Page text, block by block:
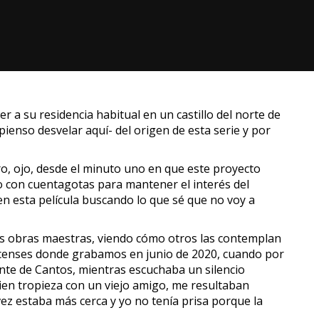
a su residencia habitual en un castillo del norte de
desvelar aquí- del origen de esta serie y por
ojo, desde el minuto uno en que este proyecto
con cuentagotas para mantener el interés del
esta película buscando lo que sé que no voy a
obras maestras, viendo cómo otros las contemplan
donde grabamos en junio de 2020, cuando por
de Cantos, mientras escuchaba un silencio
tropieza con un viejo amigo, me resultaban
estaba más cerca y yo no tenía prisa porque la